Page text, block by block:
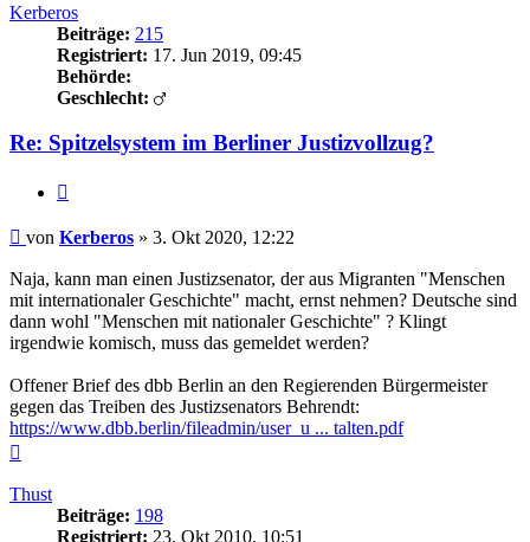
Kerberos
Beiträge: 215
Registriert: 17. Jun 2019, 09:45
Behörde:
Geschlecht:
Re: Spitzelsystem im Berliner Justizvollzug?
Beitrag
von Kerberos » 3. Okt 2020, 12:22
Naja, kann man einen Justizsenator, der aus Migranten "Menschen
mit internationaler Geschichte" macht, ernst nehmen? Deutsche sind
dann wohl "Menschen mit nationaler Geschichte" ? Klingt
irgendwie komisch, muss das gemeldet werden?
Offener Brief des dbb Berlin an den Regierenden Bürgermeister
gegen das Treiben des Justizsenators Behrendt:
https://www.dbb.berlin/fileadmin/user_u ... talten.pdf
Thust
Beiträge: 198
Registriert: 23. Okt 2010, 10:51